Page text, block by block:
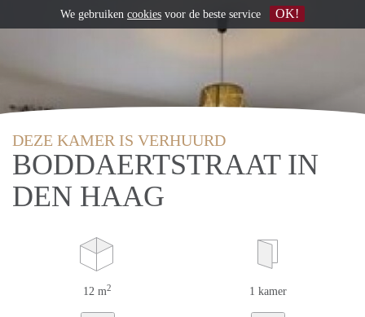
DEZE KAMER IS VERHUURD
BODDAERTSTRAAT IN
DEN HAAG
12 m2 1 kamer
We gebruiken cookies voor de beste service OK!